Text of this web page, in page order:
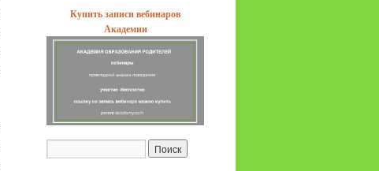
Купить записи вебинаров
Академии